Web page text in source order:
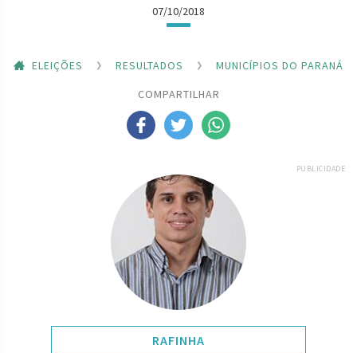
07/10/2018
ELEIÇÕES RESULTADOS
MUNICÍPIOS DO PARANÁ
COMPARTILHAR
PUBLICIDADE
RAFINHA